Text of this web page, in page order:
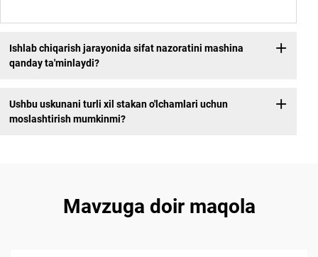
Ishlab chiqarish jarayonida sifat nazoratini mashina
qanday ta'minlaydi?
Ushbu uskunani turli xil stakan o'lchamlari uchun
moslashtirish mumkinmi?
Mavzuga doir maqola